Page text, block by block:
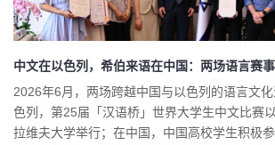
中文在以色列，希伯来语在中国：两场语言赛
2026年6月，两场跨越中国与以色列的语言文
色列，第25届「汉语桥」世界大学生中文比赛
拉维夫大学举行；在中国，中国高校学生积极